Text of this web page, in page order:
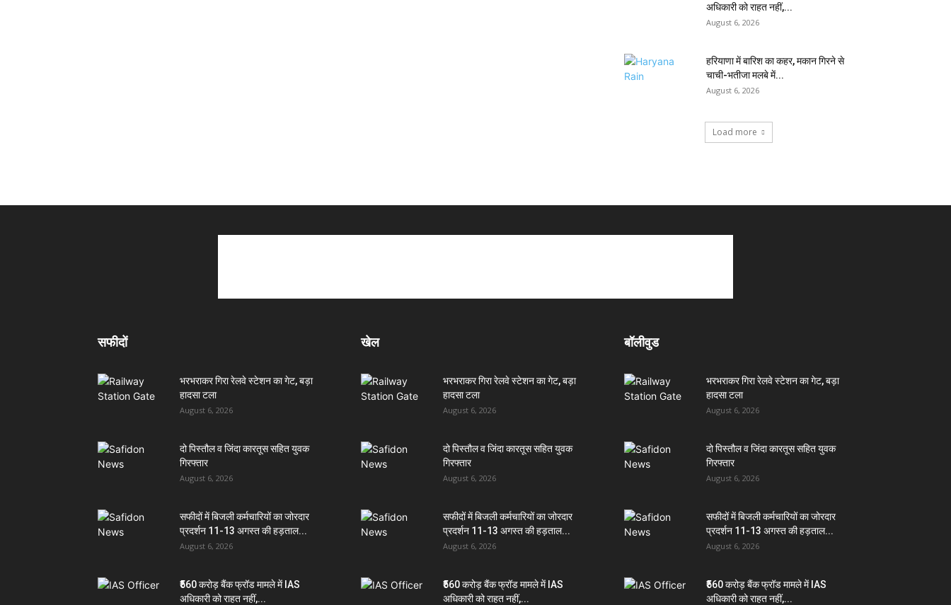
अधिकारी को राहत नहीं,...
August 6, 2026
हरियाणा में बारिश का कहर, मकान गिरने से
चाची-भतीजा मलबे में...
August 6, 2026
Load more
सफीदों
भरभराकर गिरा रेलवे स्टेशन का गेट, बड़ा
हादसा टला
August 6, 2026
दो पिस्तौल व जिंदा कारतूस सहित युवक
गिरफ्तार
August 6, 2026
सफीदों में बिजली कर्मचारियों का जोरदार
प्रदर्शन 11-13 अगस्त की हड़ताल...
August 6, 2026
₹560 करोड़ बैंक फ्रॉड मामले में IAS
अधिकारी को राहत नहीं,...
खेल
भरभराकर गिरा रेलवे स्टेशन का गेट, बड़ा
हादसा टला
August 6, 2026
दो पिस्तौल व जिंदा कारतूस सहित युवक
गिरफ्तार
August 6, 2026
सफीदों में बिजली कर्मचारियों का जोरदार
प्रदर्शन 11-13 अगस्त की हड़ताल...
August 6, 2026
₹560 करोड़ बैंक फ्रॉड मामले में IAS
अधिकारी को राहत नहीं,...
बॉलीवुड
भरभराकर गिरा रेलवे स्टेशन का गेट, बड़ा
हादसा टला
August 6, 2026
दो पिस्तौल व जिंदा कारतूस सहित युवक
गिरफ्तार
August 6, 2026
सफीदों में बिजली कर्मचारियों का जोरदार
प्रदर्शन 11-13 अगस्त की हड़ताल...
August 6, 2026
₹560 करोड़ बैंक फ्रॉड मामले में IAS
अधिकारी को राहत नहीं,...